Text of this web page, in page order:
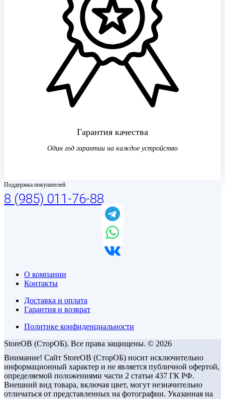
Гарантия качества
Один год гарантии на каждое устройство
Поддержка покупателей
8 (985) 011-76-88
О компании
Контакты
Доставка и оплата
Гарантия и возврат
Политике конфиденциальности
StoreOB (CторОБ). Все права защищены. © 2026
Внимание! Сайт StoreOB (СторОБ) носит исключительно
информационный характер и не является публичной офертой,
определяемой положениями части 2 статьи 437 ГК РФ.
Внешний вид товара, включая цвет, могут незначительно
отличаться от представленных на фотографии. Указанная на